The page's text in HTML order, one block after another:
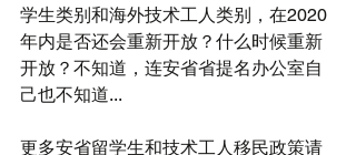
学生类别和海外技术工人类别，在2020
年内是否还会重新开放？什么时候重新
开放？不知道，连安省省提名办公室自
己也不知道...
更多安省留学生和技术工人移民政策请